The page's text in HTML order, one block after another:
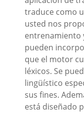
traduce como
usted nos
entrenamiento
pueden
que el motor
léxicos. Se
lingüístico
sus fines.
está diseñado